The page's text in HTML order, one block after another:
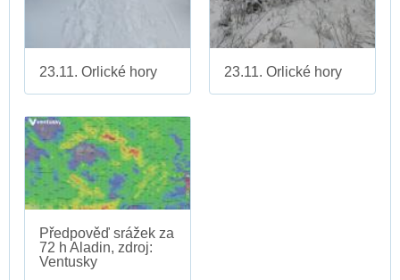
23.11. Orlické hory 23.11. Orlické hory
Předpověď srážek za
72 h Aladin, zdroj:
Ventusky